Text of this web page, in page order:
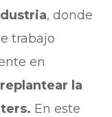
, donde
trabajo
en
replantear la
En este